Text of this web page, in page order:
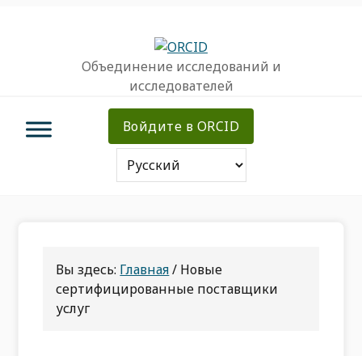
содержаниюОбъединение исследований и
исследователей
Войдите в ORCID
Вы здесь: Главная/ Новые
сертифицированные поставщики
услуг